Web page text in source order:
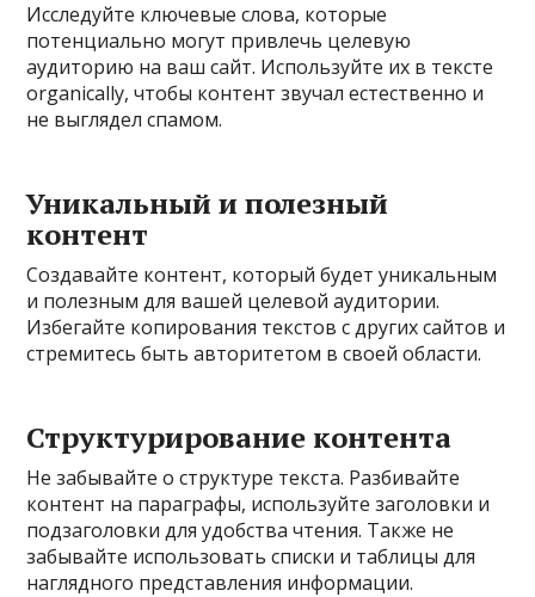
Исследуйте ключевые слова, которые
потенциально могут привлечь целевую
аудиторию на ваш сайт. Используйте их в тексте
organically, чтобы контент звучал естественно и
не выглядел спамом.
Уникальный и полезный
контент
Создавайте контент, который будет уникальным
и полезным для вашей целевой аудитории.
Избегайте копирования текстов с других сайтов и
стремитесь быть авторитетом в своей области.
Структурирование контента
Не забывайте о структуре текста. Разбивайте
контент на параграфы, используйте заголовки и
подзаголовки для удобства чтения. Также не
забывайте использовать списки и таблицы для
наглядного представления информации.